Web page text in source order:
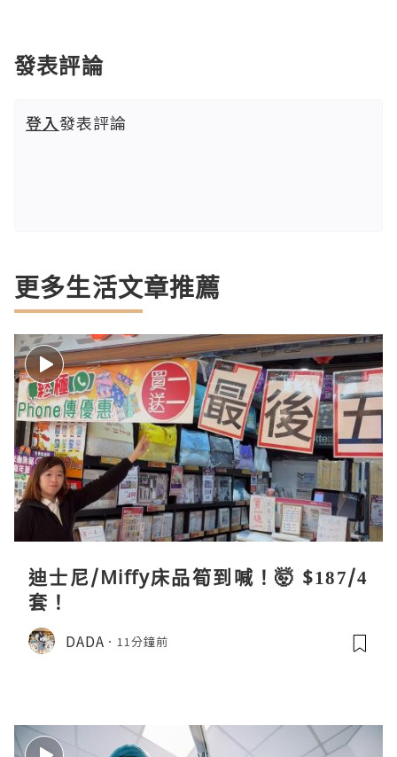
發表評論
登入發表評論
更多生活文章推薦
迪士尼/Miffy床品筍到喊！🤯 $187/4
套！
DADA 11分鐘前